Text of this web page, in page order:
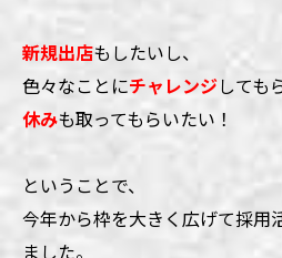
新規出店もしたいし、
色々なことにチャレンジしても
休みも取ってもらいたい！
ということで、
今年から枠を大きく広げて採用
ました。